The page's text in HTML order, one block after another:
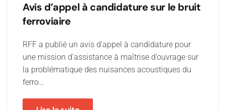
Avis d’appel à candidature sur le bruit
ferroviaire
RFF a publié un avis d’appel à candidature pour
une mission d’assistance à maîtrise d’ouvrage sur
la problématique des nuisances acoustiques du
ferro…